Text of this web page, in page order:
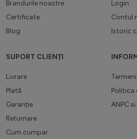
Brandurile noastre
Certificate
Blog
Login
Contul
Istoric
SUPORT CLIENȚI
Livrare
Plată
Garanție
Returnare
Cum cumpar
Politica
ANPC si